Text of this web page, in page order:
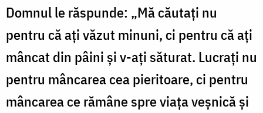
Domnul le răspunde: „Mă căutați nu
pentru că ați văzut minuni, ci pentru că ați
mâncat din pâini și v-ați săturat. Lucrați nu
pentru mâncarea cea pieritoare, ci pentru
mâncarea ce rămâne spre viața veșnică și